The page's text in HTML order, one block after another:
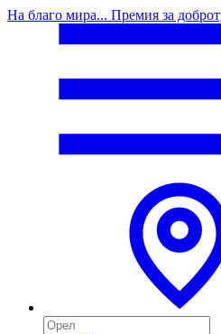
На благо мира... Премия за